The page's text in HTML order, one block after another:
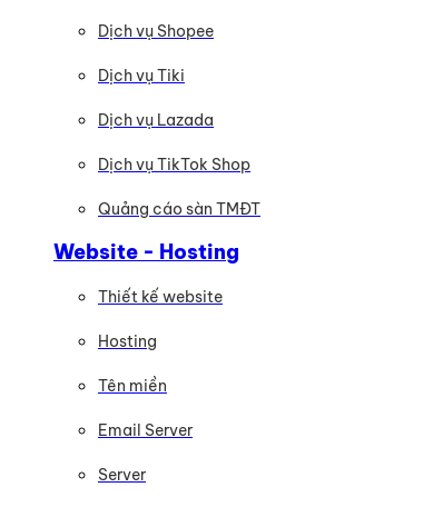
Dịch vụ Shopee
Dịch vụ Tiki
Dịch vụ Lazada
Dịch vụ TikTok Shop
Quảng cáo sàn TMĐT
Website - Hosting
Thiết kế website
Hosting
Tên miền
Email Server
Server